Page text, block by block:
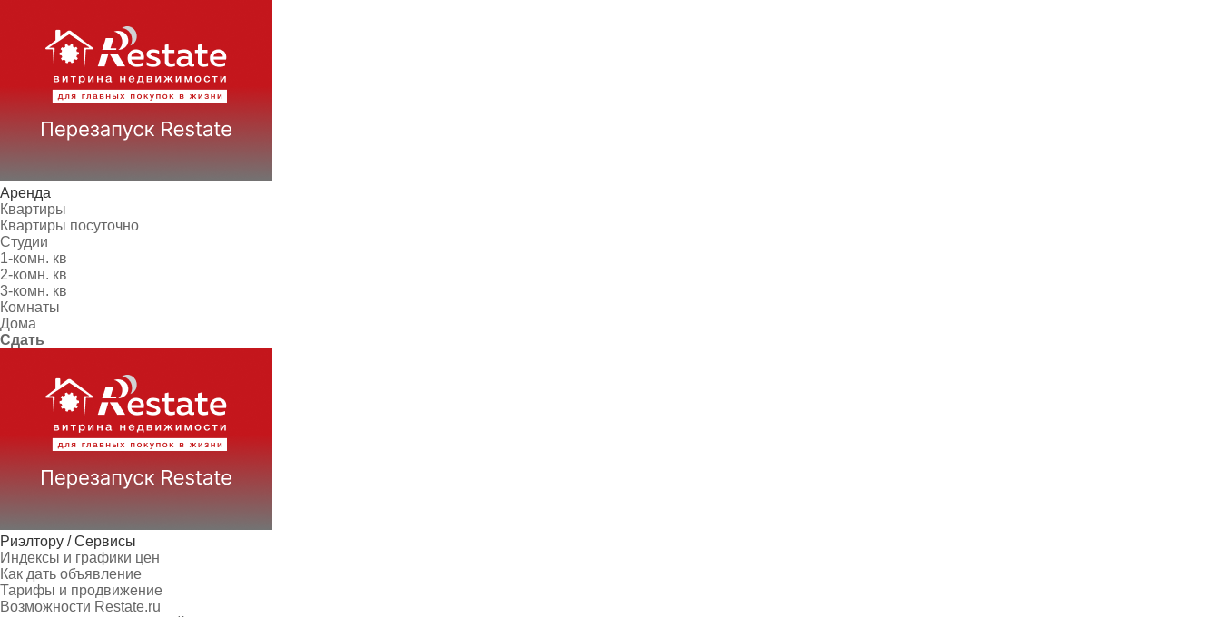
Аренда
Квартиры
Квартиры посуточно
Студии
1-комн. кв
2-комн. кв
3-комн. кв
Комнаты
Дома
Сдать
Риэлтору / Сервисы
Индексы и графики цен
Как дать объявление
Тарифы и продвижение
Возможности Restate.ru